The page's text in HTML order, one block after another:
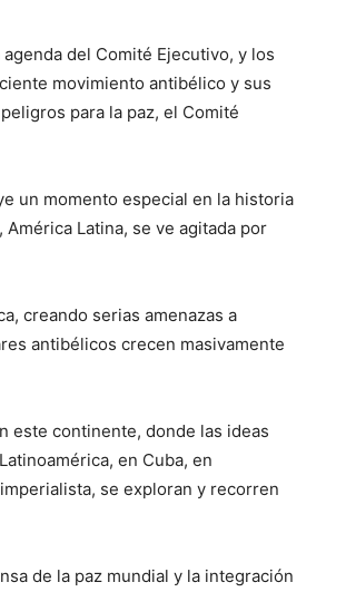
del Comité Ejecutivo, y los
movimiento antibélico y sus
para la paz, el Comité
un momento especial en la historia
Latina, se ve agitada por
creando serias amenazas a
antibélicos crecen masivamente
este continente, donde las ideas
en Cuba, en
se exploran y recorren
de la paz mundial y la integración